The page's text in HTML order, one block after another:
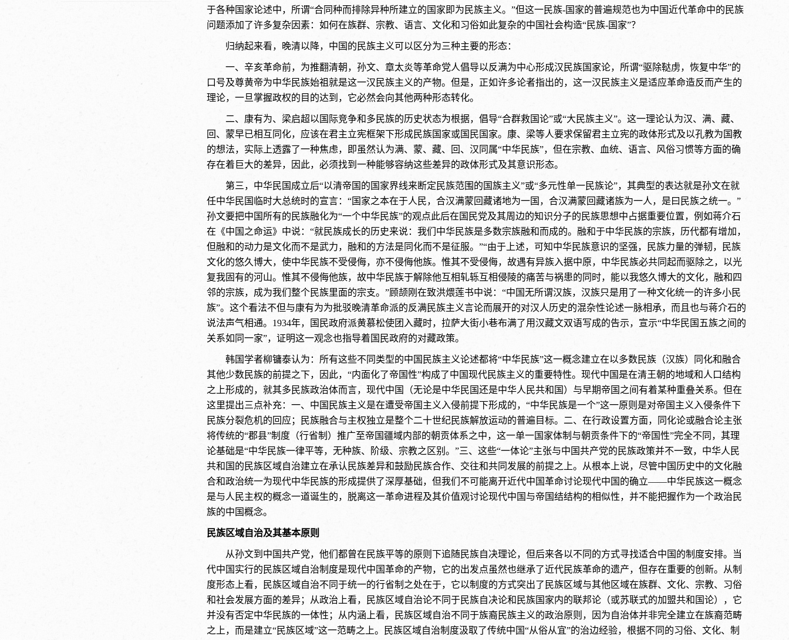
于各种国家论述中，所谓“合同种而排除异种所建立的国家即为民族主义。”但这一民族-国家的普遍规范也为中国近代革命中的民族
问题添加了许多复杂因素：如何在族群、宗教、语言、文化和习俗如此复杂的中国社会构造“民族-国家”？
归纳起来看，晚清以降，中国的民族主义可以区分为三种主要的形态：
一、辛亥革命前，为推翻清朝，孙文、章太炎等革命党人倡导以反满为中心形成汉民族国家论，所谓“驱除鞑虏，恢复中华”的
口号及尊黄帝为中华民族始祖就是这一汉民族主义的产物。但是，正如许多论者指出的，这一汉民族主义是适应革命造反而产生的
理论，一旦掌握政权的目的达到，它必然会向其他两种形态转化。
二、康有为、梁启超以国际竞争和多民族的历史状态为根据，倡导“合群救国论”或“大民族主义”。这一理论认为汉、满、藏、
回、蒙早已相互同化，应该在君主立宪框架下形成民族国家或国民国家。康、梁等人要求保留君主立宪的政体形式及以孔教为国教
的想法，实际上透露了一种焦虑，即虽然认为满、蒙、藏、回、汉同属“中华民族”，但在宗教、血统、语言、风俗习惯等方面的确
存在着巨大的差异，因此，必须找到一种能够容纳这些差异的政体形式及其意识形态。
第三，中华民国成立后“以清帝国的国家界线来断定民族范围的国族主义”或“多元性单一民族论”，其典型的表达就是孙文在就
任中华民国临时大总统时的宣言：“国家之本在于人民，合汉满蒙回藏诸地为一国，合汉满蒙回藏诸族为一人，是曰民族之统一。”
孙文要把中国所有的民族融化为“一个中华民族”的观点此后在国民党及其周边的知识分子的民族思想中占据重要位置，例如蒋介石
在《中国之命运》中说：“就民族成长的历史来说：我们中华民族是多数宗族融和而成的。融和于中华民族的宗族，历代都有增加，
但融和的动力是文化而不是武力，融和的方法是同化而不是征服。”“由于上述，可知中华民族意识的坚强，民族力量的弹韧，民族
文化的悠久博大，使中华民族不受侵侮，亦不侵侮他族。惟其不受侵侮，故遇有异族入据中原，中华民族必共同起而驱除之，以光
复我固有的河山。惟其不侵侮他族，故中华民族于解除他互相轧轹互相侵陵的痛苦与祸患的同时，能以我悠久博大的文化，融和四
邻的宗族，成为我们整个民族里面的宗支。”顾颉刚在致洪煨莲书中说：“中国无所谓汉族，汉族只是用了一种文化统一的许多小民
族”。这个看法不但与康有为为批驳晚清革命派的反满民族主义言论而展开的对汉人历史的混杂性论述一脉相承，而且也与蒋介石的
说法声气相通。1934年，国民政府派黄慕松使团入藏时，拉萨大街小巷布满了用汉藏文双语写成的告示，宣示“中华民国五族之间的
关系如同一家”，证明这一观念也指导着国民政府的对藏政策。
韩国学者柳镛泰认为：所有这些不同类型的中国民族主义论述都将“中华民族”这一概念建立在以多数民族（汉族）同化和融合
其他少数民族的前提之下，因此，“内面化了帝国性”构成了中国现代民族主义的重要特性。现代中国是在清王朝的地域和人口结构
之上形成的，就其多民族政治体而言，现代中国（无论是中华民国还是中华人民共和国）与早期帝国之间有着某种重叠关系。但在
这里提出三点补充：一、中国民族主义是在遭受帝国主义入侵前提下形成的，“中华民族是一个”这一原则是对帝国主义入侵条件下
民族分裂危机的回应；民族融合与主权独立是整个二十世纪民族解放运动的普遍目标。二、在行政设置方面，同化论或融合论主张
将传统的“郡县”制度（行省制）推广至帝国疆域内部的朝贡体系之中，这一单一国家体制与朝贡条件下的“帝国性”完全不同，其理
论基础是“中华民族一律平等，无种族、阶级、宗教之区别。”三、这些“一体论”主张与中国共产党的民族政策并不一致，中华人民
共和国的民族区域自治建立在承认民族差异和鼓励民族合作、交往和共同发展的前提之上。从根本上说，尽管中国历史中的文化融
合和政治统一为现代中华民族的形成提供了深厚基础，但我们不可能离开近代中国革命讨论现代中国的确立——中华民族这一概念
是与人民主权的概念一道诞生的，脱离这一革命进程及其价值观讨论现代中国与帝国结结构的相似性，并不能把握作为一个政治民
族的中国概念。
民族区域自治及其基本原则
从孙文到中国共产党，他们都曾在民族平等的原则下追随民族自决理论，但后来各以不同的方式寻找适合中国的制度安排。当
代中国实行的民族区域自治制度是现代中国革命的产物，它的出发点虽然也继承了近代民族革命的遗产，但存在重要的创新。从制
度形态上看，民族区域自治不同于统一的行省制之处在于，它以制度的方式突出了民族区域与其他区域在族群、文化、宗教、习俗
和社会发展方面的差异；从政治上看，民族区域自治论不同于民族自决论和民族国家内的联邦论（或苏联式的加盟共和国论），它
并没有否定中华民族的一体性；从内涵上看，民族区域自治不同于族裔民族主义的政治原则，因为自治体并非完全建立在族裔范畴
之上，而是建立“民族区域”这一范畴之上。民族区域自治制度汲取了传统中国“从俗从宜”的治边经验，根据不同的习俗、文化、制